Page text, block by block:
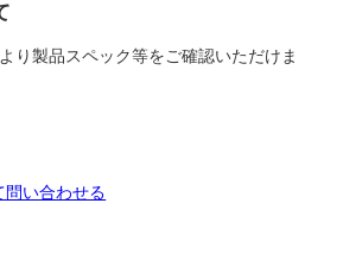
り製品スペック等をご確認いただけま
問い合わせる